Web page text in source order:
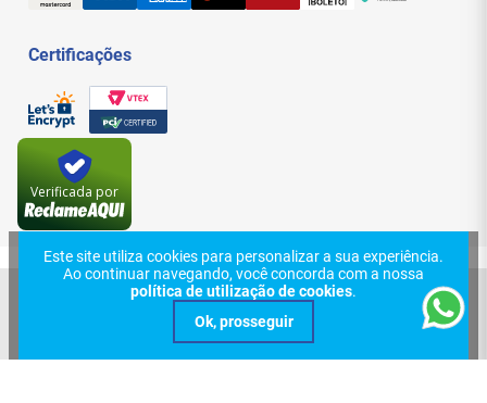
Este site utiliza cookies para personalizar a sua experiência.
Ao continuar navegando, você concorda com a nossa
política de utilização de cookies.
Certificações
Verificada por
© 2024, Central Cabos Com. Conex. Elet. Ltda - Eireli. Todos os direitos
reservados. Rua Aurora, 154 - Santa Efigênia - São Paulo - SP. CEP: